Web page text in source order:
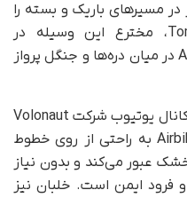
در مسیرهای باریک و بسته را
فراهم کرده است. Tomasz Patan، مخترع این وسیله در
نخستین نمایش عمومی، با Airbike در میان دره‌ها و جنگل پرواز
از این پرواز در کانال یوتیوب شرکت Volonaut
نشان می‌دهد که موتور پرنده Airbike به‌ راحتی از روی خطوط
عبور می‌کند و بدون نیاز
فرود ایمن است. خلبان نیز